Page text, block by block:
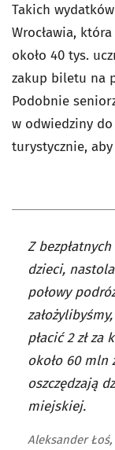
Takich
Wrocławia,
około 40 tys.
zakup biletu na
Podobnie
w odwiedziny
turystycznie,
Z
dzieci,
połowy
płacić 2 zł
około 60 mln
oszczędzają
miejskiej.
Aleksander